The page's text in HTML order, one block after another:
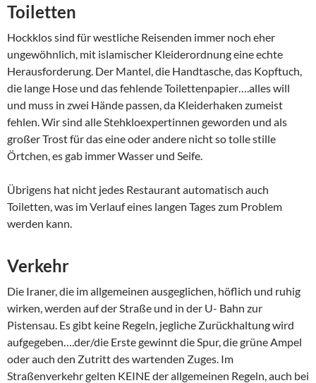
Toiletten
Hockklos sind für westliche Reisenden immer noch eher
ungewöhnlich, mit islamischer Kleiderordnung eine echte
Herausforderung. Der Mantel, die Handtasche, das Kopftuch,
die lange Hose und das fehlende Toilettenpapier….alles will
und muss in zwei Hände passen, da Kleiderhaken zumeist
fehlen. Wir sind alle Stehkloexpertinnen geworden und als
großer Trost für das eine oder andere nicht so tolle stille
Örtchen, es gab immer Wasser und Seife.
Übrigens hat nicht jedes Restaurant automatisch auch
Toiletten, was im Verlauf eines langen Tages zum Problem
werden kann.
Verkehr
Die Iraner, die im allgemeinen ausgeglichen, höflich und ruhig
wirken, werden auf der Straße und in der U- Bahn zur
Pistensau. Es gibt keine Regeln, jegliche Zurückhaltung wird
aufgegeben….der/die Erste gewinnt die Spur, die grüne Ampel
oder auch den Zutritt des wartenden Zuges. Im
Straßenverkehr gelten KEINE der allgemeinen Regeln, auch bei